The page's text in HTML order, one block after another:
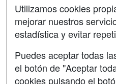
Contactar
Confidencialidad
Copyleft
Utilizamos cookies
mejorar nuestros
estadística y evitar
Puedes aceptar todas
el botón de "Aceptar
cookies pulsando el